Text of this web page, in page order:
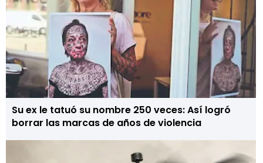
Su ex le tatuó su nombre 250 veces: Así logró
borrar las marcas de años de violencia